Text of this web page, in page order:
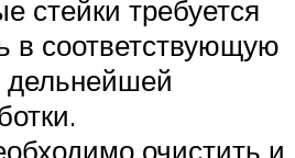
стейки требуется
в соответствующую
дельнейшей
очистить и